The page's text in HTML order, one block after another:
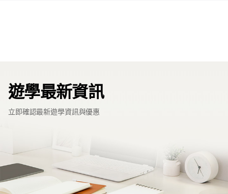
遊學最新資訊
立即確認最新遊學資訊與優惠